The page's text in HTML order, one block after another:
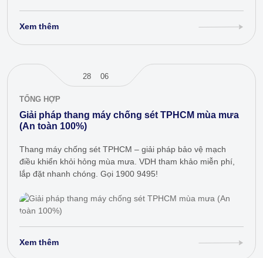
Xem thêm
28 06
TỔNG HỢP
Giải pháp thang máy chống sét TPHCM mùa mưa
(An toàn 100%)
Thang máy chống sét TPHCM – giải pháp bảo vệ mạch
điều khiển khỏi hỏng mùa mưa. VDH tham khảo miễn phí,
lắp đặt nhanh chóng. Gọi 1900 9495!
Xem thêm